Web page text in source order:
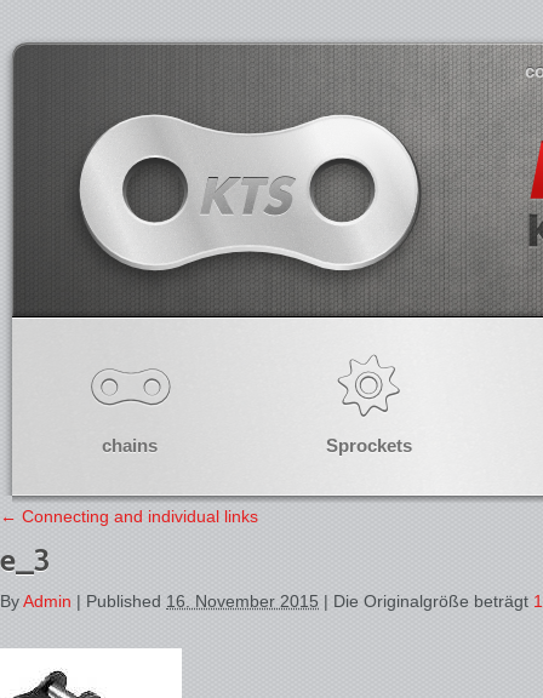
chains Sprockets
← Connecting and individual links
e_3
ByAdmin | Published 16. November 2015 | Die Originalgröße beträgt